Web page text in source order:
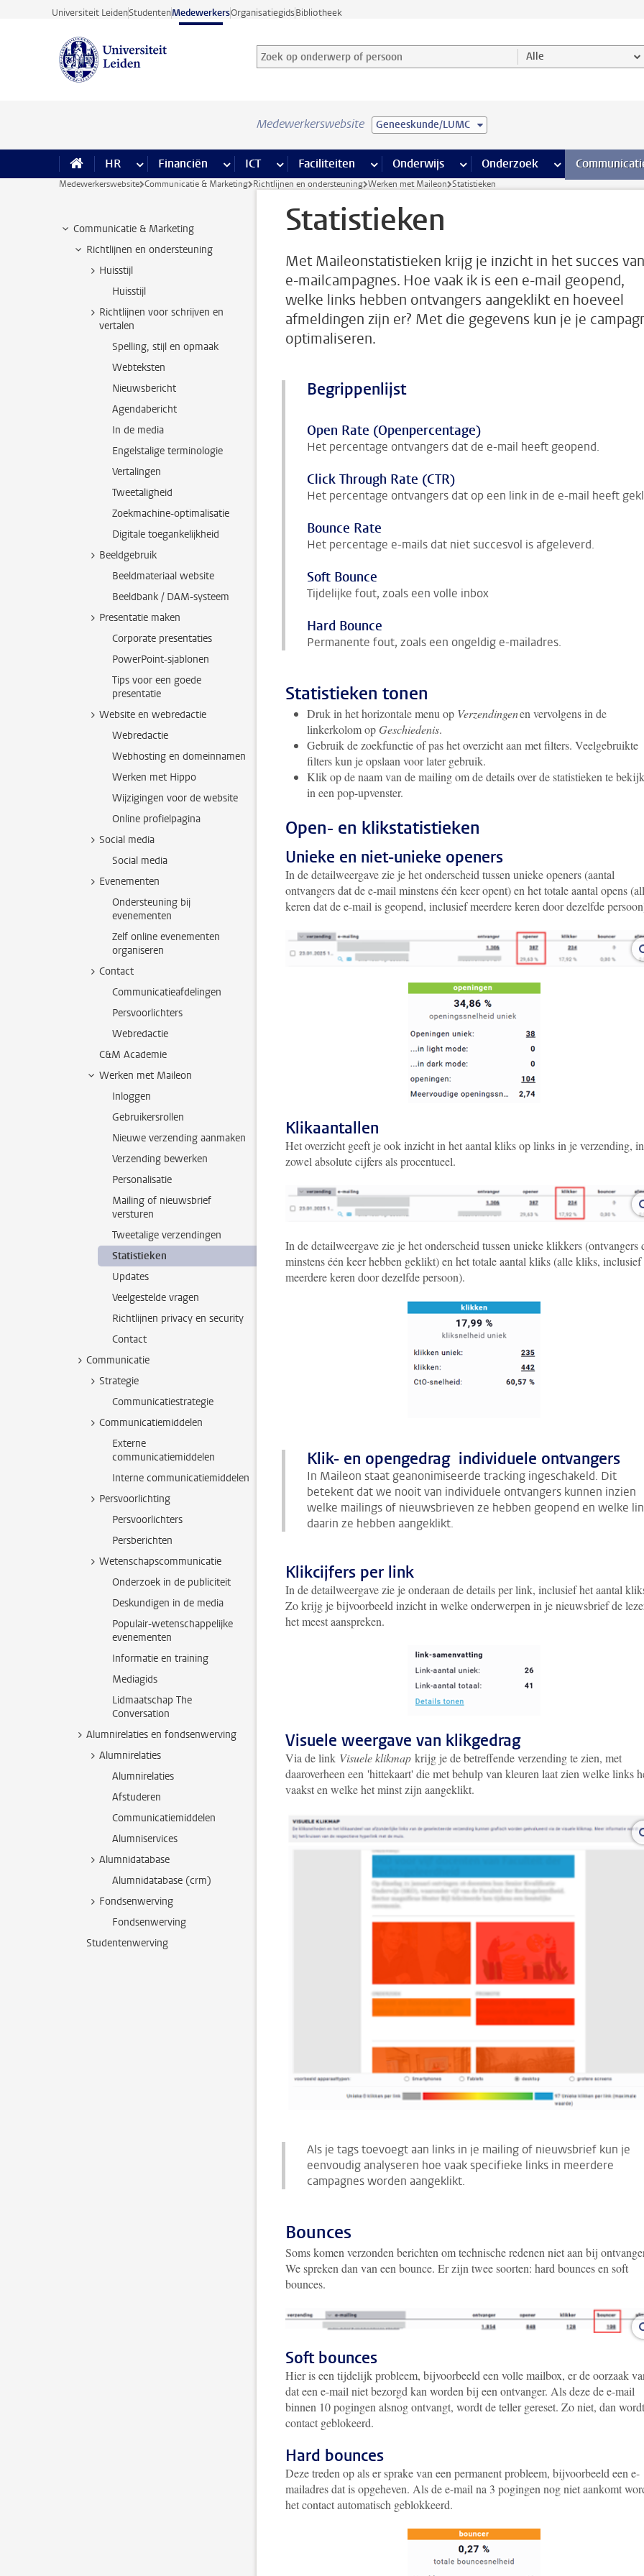
Ga direct naar de inhoud
Universiteit LeidenStudentenMedewerkersOrganisatiegidsBibliotheek
Zoek op onderwerp of persoon en selecteer categorie
Zoekterm Alle
Medewerkerswebsite Geneeskunde/LUMC
HR meer HR pagina’s
Financiën meer Financiën pagina’s
ICT meer ICT pagina’s
Faciliteiten meer Faciliteiten pagina’s
Onderwijs meer Onderwijs pagina’s
Onderzoek meer Onderzoek
Medewerkerswebsite Communicatie & Marketing Richtlijnen en ondersteuning Werken met Maileon Statistieken
Communicatie & Marketing
Richtlijnen en ondersteuning
Huisstijl
Huisstijl
Richtlijnen voor schrijven en
vertalen
Spelling, stijl en opmaak
Webteksten
Nieuwsbericht
Agendabericht
In de media
Engelstalige terminologie
Vertalingen
Tweetaligheid
Zoekmachine-optimalisatie
Digitale toegankelijkheid
Beeldgebruik
Beeldmateriaal website
Beeldbank / DAM-systeem
Presentatie maken
Corporate presentaties
PowerPoint-sjablonen
Tips voor een goede
presentatie
Website en webredactie
Webredactie
Webhosting en domeinnamen
Werken met Hippo
Wijzigingen voor de website
Online profielpagina
Social media
Social media
Evenementen
Ondersteuning bij
evenementen
Zelf online evenementen
organiseren
Contact
Communicatieafdelingen
Persvoorlichters
Webredactie
C&M Academie
Werken met Maileon
Inloggen
Gebruikersrollen
Nieuwe verzending aanmaken
Verzending bewerken
Personalisatie
Mailing of nieuwsbrief
versturen
Tweetalige verzendingen
Statistieken
Updates
Veelgestelde vragen
Richtlijnen privacy en security
Contact
Communicatie
Strategie
Communicatiestrategie
Communicatiemiddelen
Externe
communicatiemiddelen
Interne communicatiemiddelen
Persvoorlichting
Persvoorlichters
Persberichten
Wetenschapscommunicatie
Onderzoek in de publiciteit
Deskundigen in de media
Populair-wetenschappelijke
evenementen
Informatie en training
Mediagids
Lidmaatschap The
Conversation
Alumnirelaties en fondsenwerving
Alumnirelaties
Alumnirelaties
Afstuderen
Communicatiemiddelen
Alumniservices
Alumnidatabase
Alumnidatabase (crm)
Fondsenwerving
Fondsenwerving
Studentenwerving
Statistieken
Met Maileonstatistieken krijg je inzicht in het succes
e-mailcampagnes. Hoe vaak ik is een e-mail geopend,
welke links hebben ontvangers aangeklikt en hoeveel
afmeldingen zijn er? Met die gegevens kun je je
optimaliseren.
Begrippenlijst
Open Rate (Openpercentage)
Het percentage ontvangers dat de e-mail heeft geopend.
Click Through Rate (CTR)
Het percentage ontvangers dat op een link in de e-mail heeft
Bounce Rate
Het percentage e-mails dat niet succesvol is afgeleverd.
Soft Bounce
Tijdelijke fout, zoals een volle inbox
Hard Bounce
Permanente fout, zoals een ongeldig e-mailadres.
Statistieken tonen
Druk in het horizontale menu op Verzendingenen vervolgens in de
linkerkolom op Geschiedenis.
Gebruik de zoekfunctie of pas het overzicht aan met filters. Veelgebruikte
filters kun je opslaan voor later gebruik.
Klik op de naam van de mailing om de details over de statistieken te
in een pop-upvenster.
Open- en klikstatistieken
Unieke en niet-unieke openers
In de detailweergave zie je het onderscheid tussen unieke openers (aantal
ontvangers dat de e-mail minstens één keer opent) en het totale aantal opens
keren dat de e-mail is geopend, inclusief meerdere keren door dezelfde
Klikaantallen
Het overzicht geeft je ook inzicht in het aantal kliks op links in je verzending, in
zowel absolute cijfers als procentueel.
In de detailweergave zie je het onderscheid tussen unieke klikkers (ontvangers
minstens één keer hebben geklikt) en het totale aantal kliks (alle kliks, inclusief
meerdere keren door dezelfde persoon).
Klik- en opengedrag individuele ontvangers
In Maileon staat geanonimiseerde tracking ingeschakeld. Dit
betekent dat we nooit van individuele ontvangers kunnen inzien
welke mailings of nieuwsbrieven ze hebben geopend en welke
daarin ze hebben aangeklikt.
Klikcijfers per link
In de detailweergave zie je onderaan de details per link, inclusief het aantal
Zo krijg je bijvoorbeeld inzicht in welke onderwerpen in je nieuwsbrief de
het meest aanspreken.
Visuele weergave van klikgedrag
Via de link Visuele klikmap krijg je de betreffende verzending te zien, met
daaroverheen een 'hittekaart' die met behulp van kleuren laat zien welke links
vaakst en welke het minst zijn aangeklikt.
Als je tags toevoegt aan links in je mailing of nieuwsbrief kun je
eenvoudig analyseren hoe vaak specifieke links in meerdere
campagnes worden aangeklikt.
Bounces
Soms komen verzonden berichten om technische redenen niet aan bij
We spreken dan van een bounce. Er zijn twee soorten: hard bounces en soft
bounces.
Soft bounces
Hier is een tijdelijk probleem, bijvoorbeeld een volle mailbox, er de oorzaak
dat een e-mail niet bezorgd kan worden bij een ontvanger. Als deze de e-mail
binnen 10 pogingen alsnog ontvangt, wordt de teller gereset. Zo niet, dan
contact geblokeerd.
Hard bounces
Deze treden op als er sprake van een permanent probleem, bijvoorbeeld een e-
mailadres dat is opgeheven. Als de e-mail na 3 pogingen nog niet aankomt
het contact automatisch geblokkeerd.